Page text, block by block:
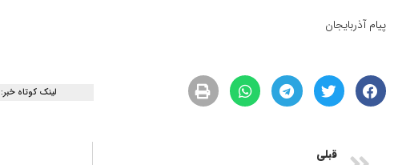
پیام آذربایجان
لینک کوتاه خبر:
قبلی